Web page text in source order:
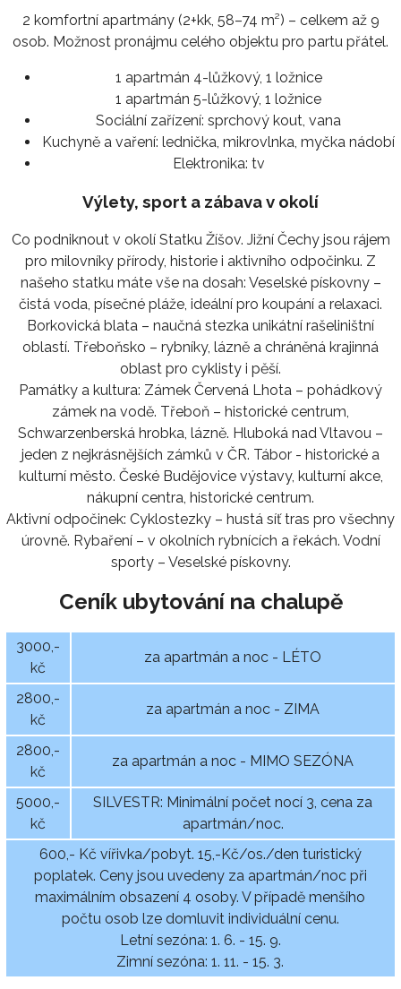
2 komfortní apartmány (2+kk, 58–74 m²) – celkem až 9
osob. Možnost pronájmu celého objektu pro partu přátel.
1 apartmán 4-lůžkový, 1 ložnice
1 apartmán 5-lůžkový, 1 ložnice
Sociální zařízení: sprchový kout, vana
Kuchyně a vaření: lednička, mikrovlnka, myčka nádobí
Elektronika: tv
Výlety, sport a zábava v okolí
Co podniknout v okolí Statku Žíšov. Jižní Čechy jsou rájem
pro milovníky přírody, historie i aktivního odpočinku. Z
našeho statku máte vše na dosah: Veselské pískovny –
čistá voda, písečné pláže, ideální pro koupání a relaxaci.
Borkovická blata – naučná stezka unikátní rašeliništní
oblastí. Třeboňsko – rybníky, lázně a chráněná krajinná
oblast pro cyklisty i pěší.
Památky a kultura: Zámek Červená Lhota – pohádkový
zámek na vodě. Třeboň – historické centrum,
Schwarzenberská hrobka, lázně. Hluboká nad Vltavou –
jeden z nejkrásnějších zámků v ČR. Tábor - historické a
kulturní město. České Budějovice výstavy, kulturní akce,
nákupní centra, historické centrum.
Aktivní odpočinek: Cyklostezky – hustá síť tras pro všechny
úrovně. Rybaření – v okolních rybnících a řekách. Vodní
sporty – Veselské pískovny.
Ceník ubytování na chalupě
3000,-
kč
za apartmán a noc - LÉTO
2800,-
kč
za apartmán a noc - ZIMA
2800,-
kč
za apartmán a noc - MIMO SEZÓNA
5000,-
kč
SILVESTR: Minimální počet nocí 3, cena za
apartmán/noc.
600,- Kč vířivka/pobyt. 15,-Kč/os./den turistický
poplatek. Ceny jsou uvedeny za apartmán/noc při
maximálním obsazení 4 osoby. V případě menšího
počtu osob lze domluvit individuální cenu.
Letní sezóna: 1. 6. - 15. 9.
Zimní sezóna: 1. 11. - 15. 3.